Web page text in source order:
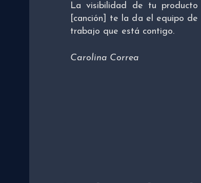
La visibilidad de tu producto
[canción] te la da el equipo de
trabajo que está contigo.
Carolina Correa